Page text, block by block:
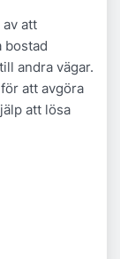
att
bostad
andra vägar.
att avgöra
att lösa